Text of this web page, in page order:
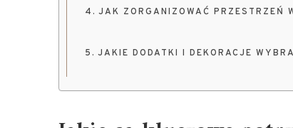
JAK ZORGANIZOWAĆ PRZESTRZEŃ
JAKIE DODATKI I DEKORACJE